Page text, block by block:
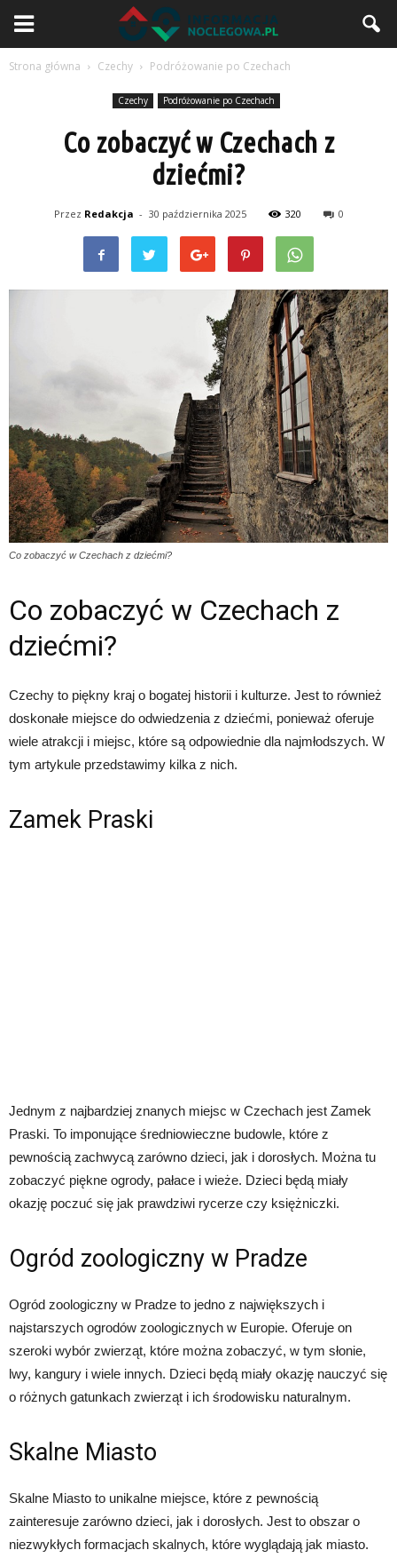
Strona główna Czechy Podróżowanie po Czechach
Czechy Podróżowanie po Czechach
Co zobaczyć w Czechach z
dziećmi?
Przez Redakcja - 30 października 2025 320 0
Co zobaczyć w Czechach z dziećmi?
Co zobaczyć w Czechach z
dziećmi?
Czechy to piękny kraj o bogatej historii i kulturze. Jest to również
doskonałe miejsce do odwiedzenia z dziećmi, ponieważ oferuje
wiele atrakcji i miejsc, które są odpowiednie dla najmłodszych. W
tym artykule przedstawimy kilka z nich.
Zamek Praski
Jednym z najbardziej znanych miejsc w Czechach jest Zamek
Praski. To imponujące średniowieczne budowle, które z
pewnością zachwycą zarówno dzieci, jak i dorosłych. Można tu
zobaczyć piękne ogrody, pałace i wieże. Dzieci będą miały
okazję poczuć się jak prawdziwi rycerze czy księżniczki.
Ogród zoologiczny w Pradze
Ogród zoologiczny w Pradze to jedno z największych i
najstarszych ogrodów zoologicznych w Europie. Oferuje on
szeroki wybór zwierząt, które można zobaczyć, w tym słonie,
lwy, kangury i wiele innych. Dzieci będą miały okazję nauczyć się
o różnych gatunkach zwierząt i ich środowisku naturalnym.
Skalne Miasto
Skalne Miasto to unikalne miejsce, które z pewnością
zainteresuje zarówno dzieci, jak i dorosłych. Jest to obszar o
niezwykłych formacjach skalnych, które wyglądają jak miasto.